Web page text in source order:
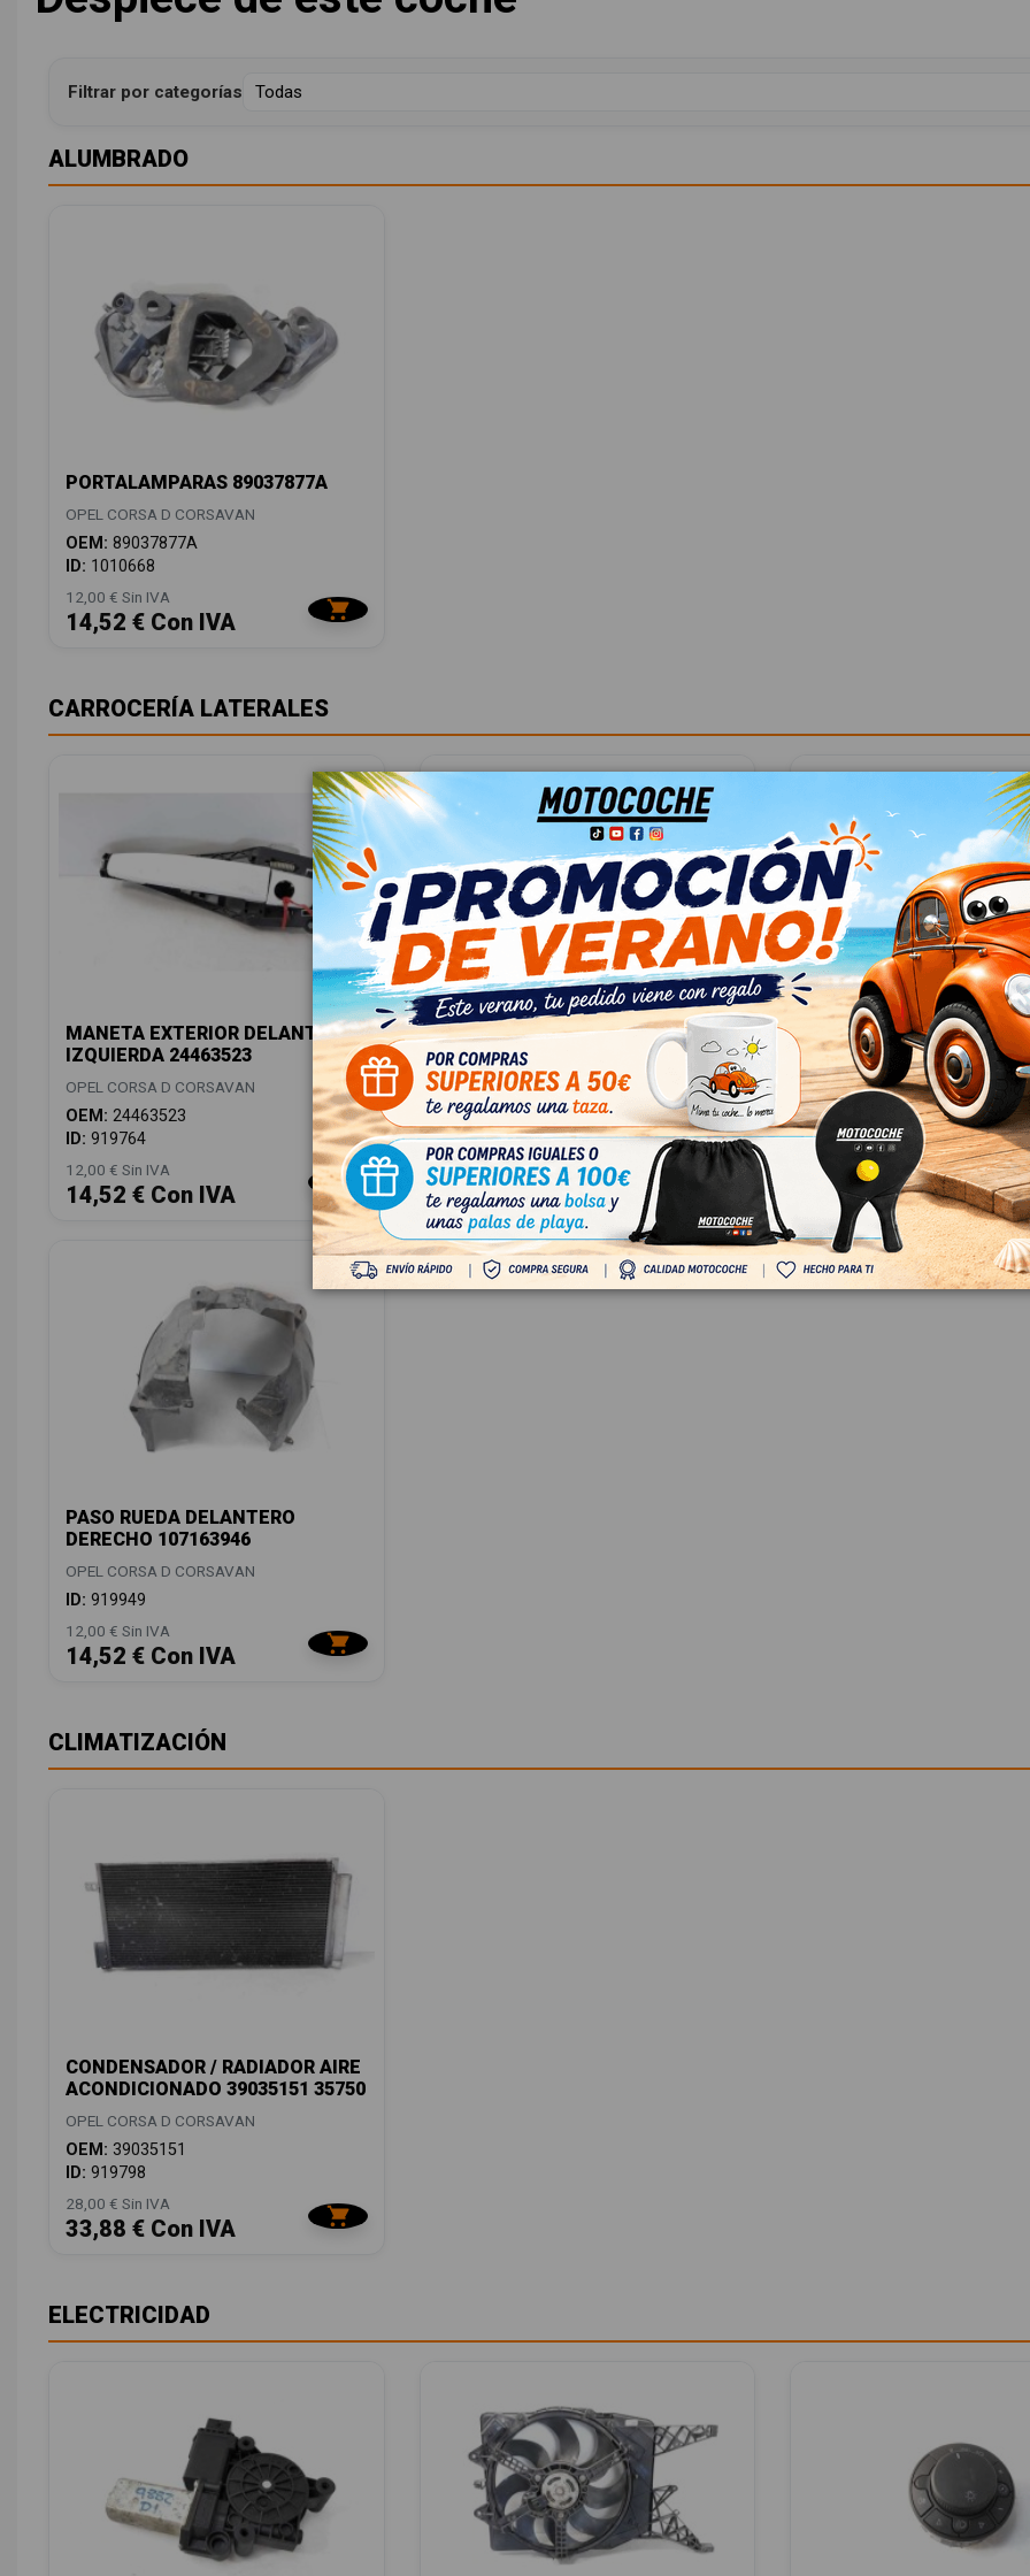
Filtrar por categorías
ALUMBRADO
PORTALAMPARAS 89037877A
OPEL CORSA D CORSAVAN
OEM: 89037877A
ID: 1010668
12,00 € Sin IVA
14,52 € Con IVA
CARROCERÍA LATERALES
MANETA EXTERIOR DELANTERA
IZQUIERDA 24463523
OPEL CORSA D CORSAVAN
OEM: 24463523
ID: 919764
12,00 € Sin IVA
14,52 € Con IVA
MANETA EXTERIOR TRASERA
DERECHA 24463750
OPEL CORSA D CORSAVAN
OEM:24463750
ID:919765
12,00 € Sin IVA
14,52 € Con IVA
MANETA EXTERIOR
IZQUIERDA 24463749
OPEL CORSA D CORSAVAN
OEM:
24463749
ID:
919766
12,00 € Sin IVA
14,52 € Con IVA
PASO RUEDA DELANTERO
DERECHO 107163946
OPEL CORSA D CORSAVAN
ID: 919949
12,00 € Sin IVA
14,52 € Con IVA
CLIMATIZACIÓN
CONDENSADOR / RADIADOR AIRE
ACONDICIONADO 39035151 35750
OPEL CORSA D CORSAVAN
OEM: 39035151
ID: 919798
28,00 € Sin IVA
33,88 € Con IVA
ELECTRICIDAD